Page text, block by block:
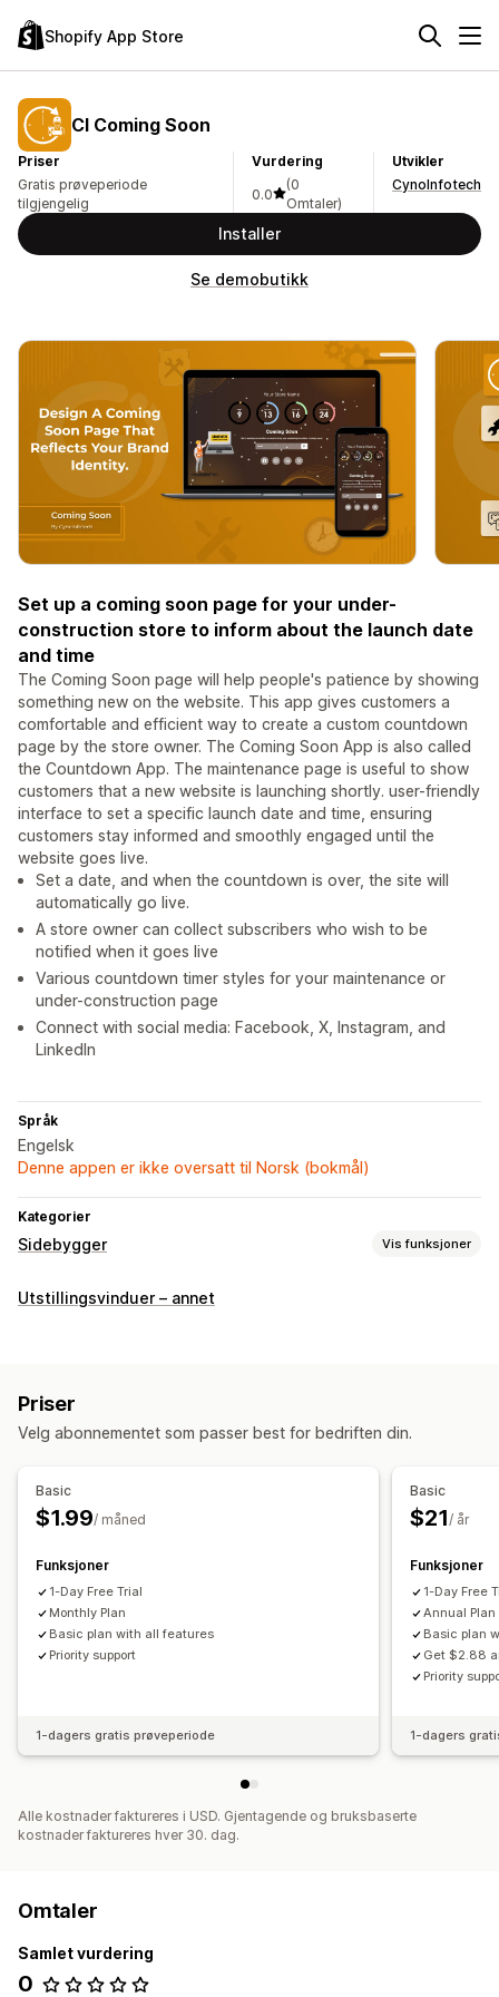
Shopify App Store
CI Coming Soon
Priser
Gratis prøveperiode
tilgjengelig
Vurdering
0.0
(0
Omtaler)
Utvikler
CynoInfotech
Installer
Se demobutikk
Set up a coming soon page for your under-
construction store to inform about the launch date
and time
The Coming Soon page will help people's patience by showing
something new on the website. This app gives customers a
comfortable and efficient way to create a custom countdown
page by the store owner. The Coming Soon App is also called
the Countdown App. The maintenance page is useful to show
customers that a new website is launching shortly. user-friendly
interface to set a specific launch date and time, ensuring
customers stay informed and smoothly engaged until the
website goes live.
Set a date, and when the countdown is over, the site will
automatically go live.
A store owner can collect subscribers who wish to be
notified when it goes live
Various countdown timer styles for your maintenance or
under-construction page
Connect with social media: Facebook, X, Instagram, and
LinkedIn
Språk
Engelsk
Denne appen er ikke oversatt til Norsk (bokmål)
Kategorier
Sidebygger Vis funksjoner
Sidetyper
Elementer
Utstillingsvinduer – annet
Priser
Velg abonnementet som passer best for bedriften din.
Basic
$1.99/ måned
Funksjoner
1-Day Free Trial
Monthly Plan
Basic plan with all features
Priority support
1-dagers gratis prøveperiode
Basic
$21/ år
Funksjoner
1-Day Free
Annual Plan
Basic plan
Get $2.88
Priority
1-dagers
Alle kostnader faktureres i USD. Gjentagende og bruksbaserte
kostnader faktureres hver 30. dag.
Omtaler
Samlet vurdering
0